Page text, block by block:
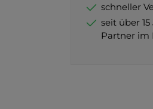
schneller
seit über
Partner im